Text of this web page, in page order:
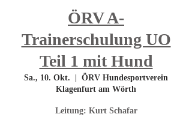
ÖRV A-
Trainerschulung UO
Teil 1 mit Hund
Sa., 10. Okt.
ÖRV Hundesportverein
Klagenfurt am Wörth
Leitung: Kurt Schafar